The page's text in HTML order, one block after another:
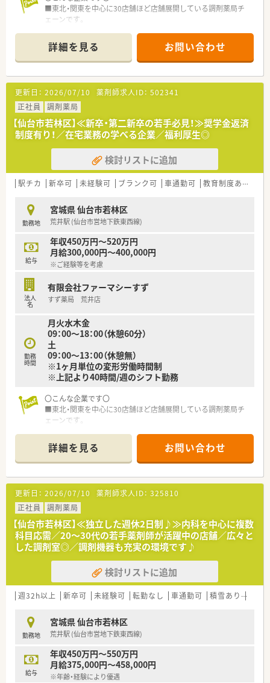
■東北・関東を中心に30店舗ほど店舗展開している調剤薬局チ
ェーンです。
宅・施設どちらも幅広く展開してる企業です。
■新卒・中途採用、双方行っており、特に若手が活躍している薬局
の多い会社です。e-ラーニング会社負担はもちろん、研修体制も
充実している会社です。
■今後の薬剤師業界の先を見据え、国の求める薬局ビジョンに沿
う店舗運営・社内教育を行っています。
※対人業務へ特化し、調剤の機械化・システムの導入に積極的
で、ドクター・患者様・その他コメディカルと連携し地域医療を支
える薬局作りを行っています
■患者様のために！地域医療への貢献を目指しています
■風通しが良い社風で積極的に学べる、挑戦出来る環境の社風で
す。大手ほど厳しいハードルを設けず、手を挙げてくれる社員に
はまず任せてみることを大事にしている薬局です。
■夏季・年末年始休暇の他、結婚休暇などの休暇制度が充実して
〇こんな薬局です〇
■近隣の内科クリニックからの外来対応や、在宅への対応も今後
積極的に行っていく店舗です。
■仙台市内の多くの店舗で施設の処方を多く受けており、応援や
人事交流を通して薬剤師としての幅を広げつつ活躍出来る環境
があります。
≪業務内容≫
■今後新店の可能性もあるエリアで業務拡大に伴う増員の募集
舗マネジメントをしたい、在宅に深く関わっていきたいetc、あな
たのキャリアアップに繋がるプランを一緒に考え配置を進めま
す♪
■運転の伴う業務があるため、基本運転免許が必須になります。
■広く新卒、第二新卒の募集をしている薬局です。ご希望や適性
に応じ、面接後に実際の配属店舗を提案いたします。
〇このような方にオススメです〇
■在宅経験があり、在宅対応スキルに更に磨きをかけたいとお考
えの方！
■在宅未経験だが、一からスキルを身に着けたいとお考えの方！
■管理薬剤師として店舗マネジメントの経験を積みたい。
■中規模の薬局で安定経営の企業で地域の方々に貢献したい。
詳細を見る お問い合わせ
更新日： 2026/07/10 薬剤師求人ID： 502341
正社員
調剤薬局
【仙台市若林区】≪新卒・第二新卒の若手必見！≫奨学金返済
制度有り！／在宅業務の学べる企業／福利厚生◎
検討リストに追加
駅チカ 新卒可 未経験可 ブランク可 車通勤可 教育制度あり
勤務地
宮城県 仙台市若林区
荒井駅 (仙台市営地下鉄東西線)
給与
年収450万円～520万円
月給300,000円～400,000円
※ご経験等を考慮
法人
名
有限会社ファーマシーすず
すず薬局 荒井店
勤務
時間
月火水木金
09：00～18：00（休憩60分）
土
09：00～13：00（休憩無）
※1ヶ月単位の変形労働時間制
※上記より40時間/週のシフト勤務
〇こんな企業です〇
■東北・関東を中心に30店舗ほど店舗展開している調剤薬局チ
ェーンです。
宅・施設どちらも幅広く展開してる企業です。
■新卒・中途採用、双方行っており、特に若手が活躍している薬局
の多い会社です。e-ラーニング会社負担はもちろん、研修体制も
充実している会社です。
■今後の薬剤師業界の先を見据え、国の求める薬局ビジョンに沿
う店舗運営・社内教育を行っています。
※対人業務へ特化し、調剤の機械化・システムの導入に積極的
で、ドクター・患者様・その他コメディカルと連携し地域医療を支
える薬局作りを行っています
■患者様のために！地域医療への貢献を目指しています
■風通しが良い社風で積極的に学べる、挑戦出来る環境の社風で
す。大手ほど厳しいハードルを設けず、手を挙げてくれる社員に
はまず任せてみることを大事にしている薬局です。
■夏季・年末年始休暇の他、結婚休暇などの休暇制度が充実して
います。
〇こんな薬局です〇
■近隣の内科クリニックからの外来対応や、在宅への対応も今後
積極的に行っていく店舗です。
■仙台市内の多くの店舗で施設の処方を多く受けており、応援や
人事交流を通して薬剤師としての幅を広げつつ活躍出来る環境
があります。
詳細を見る お問い合わせ
更新日： 2026/07/10 薬剤師求人ID： 325810
正社員
調剤薬局
【仙台市若林区】≪独立した週休2日制♪≫内科を中心に複数
科目応需／20～30代の若手薬剤師が活躍中の店舗／広々と
した調剤室◎／調剤機器も充実の環境です♪
検討リストに追加
週32h以上 新卒可 未経験可 転勤なし 車通勤可 積雪あり
勤務地
宮城県 仙台市若林区
荒井駅 (仙台市営地下鉄東西線)
給与
年収450万円～550万円
月給375,000円～458,000円
※年齢・経験により優遇